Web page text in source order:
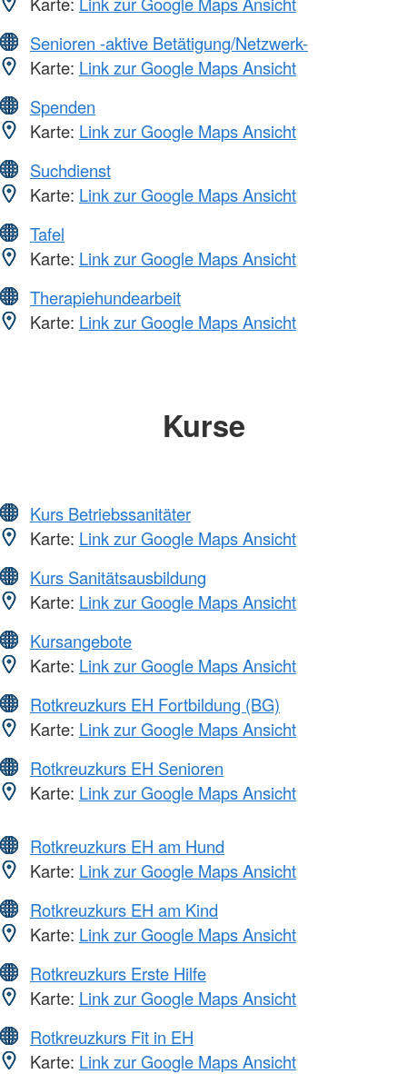
Senioren -aktive Betätigung/Netzwerk-
Karte: Link zur Google Maps Ansicht
Spenden
Karte: Link zur Google Maps Ansicht
Suchdienst
Karte: Link zur Google Maps Ansicht
Tafel
Karte: Link zur Google Maps Ansicht
Therapiehundearbeit
Karte: Link zur Google Maps Ansicht
Kurse
Kurs Betriebssanitäter
Karte: Link zur Google Maps Ansicht
Kurs Sanitätsausbildung
Karte: Link zur Google Maps Ansicht
Kursangebote
Karte: Link zur Google Maps Ansicht
Rotkreuzkurs EH Fortbildung (BG)
Karte: Link zur Google Maps Ansicht
Rotkreuzkurs EH Senioren
Karte: Link zur Google Maps Ansicht
Rotkreuzkurs EH am Hund
Karte: Link zur Google Maps Ansicht
Rotkreuzkurs EH am Kind
Karte: Link zur Google Maps Ansicht
Rotkreuzkurs Erste Hilfe
Karte: Link zur Google Maps Ansicht
Rotkreuzkurs Fit in EH
Karte: Link zur Google Maps Ansicht